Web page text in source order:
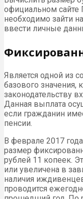
официальном сайте
необходимо зайти
ввести личные
Является одной из
базового
законодательству
Данная выплата
если гражданин
пенсии.
В феврале 2017
размер
рублей 11 копеек.
или увеличена в
наличия
проводится